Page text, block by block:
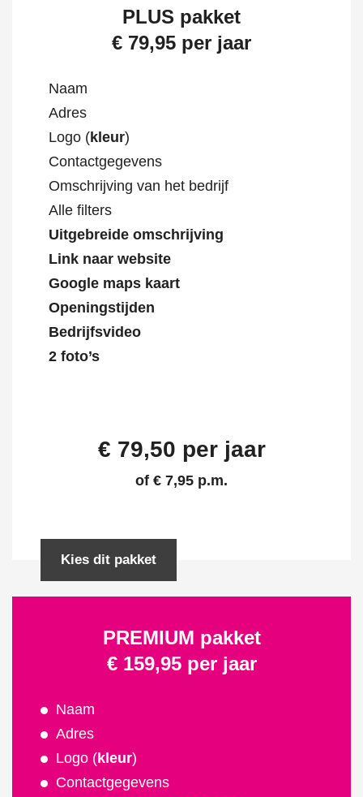
PLUS pakket
€ 79,95 per jaar
Naam
Adres
Logo (kleur)
Contactgegevens
Omschrijving van het bedrijf
Alle filters
Uitgebreide omschrijving
Link naar website
Google maps kaart
Openingstijden
Bedrijfsvideo
2 foto’s
€ 79,50 per jaar
of € 7,95 p.m.
Kies dit pakket
PREMIUM pakket
€ 159,95 per jaar
Naam
Adres
Logo (kleur)
Contactgegevens